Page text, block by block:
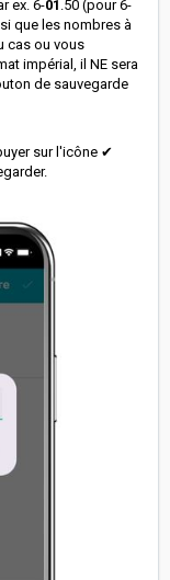
ex. 6-01 .50 (pour 6-
que les nombres à
cas ou vous
impérial, il NE sera
de sauvegarde
sur l'icône ✔